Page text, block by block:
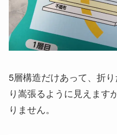
5層構造だけあって、折
り嵩張るように見えます
りません。